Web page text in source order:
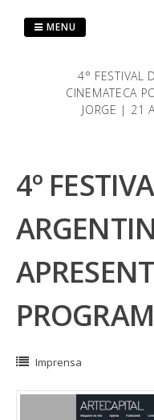
4° FESTIVAL
CINEMATECA
JORGE | 21
MENU
4º
Imprensa